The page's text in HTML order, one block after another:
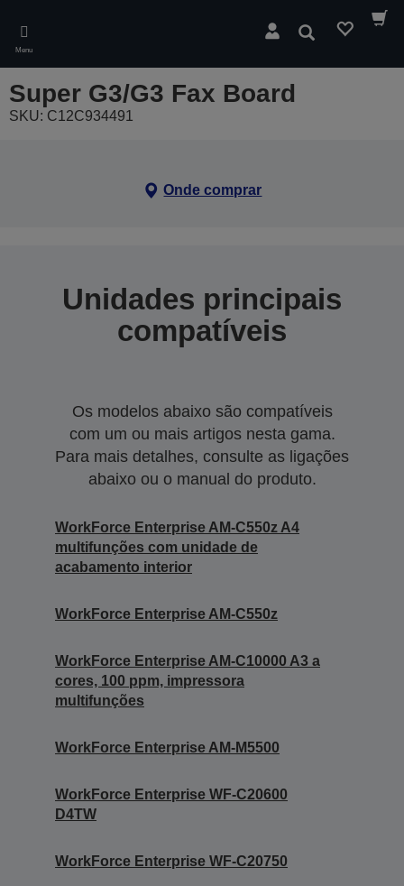
main
content
Menu
Pesquisar
Super G3/G3 Fax Board
SKU: C12C934491
Onde comprar
Unidades principais
compatíveis
Os modelos abaixo são compatíveis
com um ou mais artigos nesta gama.
Para mais detalhes, consulte as ligações
abaixo ou o manual do produto.
WorkForce Enterprise AM-C550z A4
multifunções com unidade de
acabamento interior
WorkForce Enterprise AM-C550z
WorkForce Enterprise AM-C10000 A3 a
cores, 100 ppm, impressora
multifunções
WorkForce Enterprise AM-M5500
WorkForce Enterprise WF-C20600
D4TW
WorkForce Enterprise WF-C20750